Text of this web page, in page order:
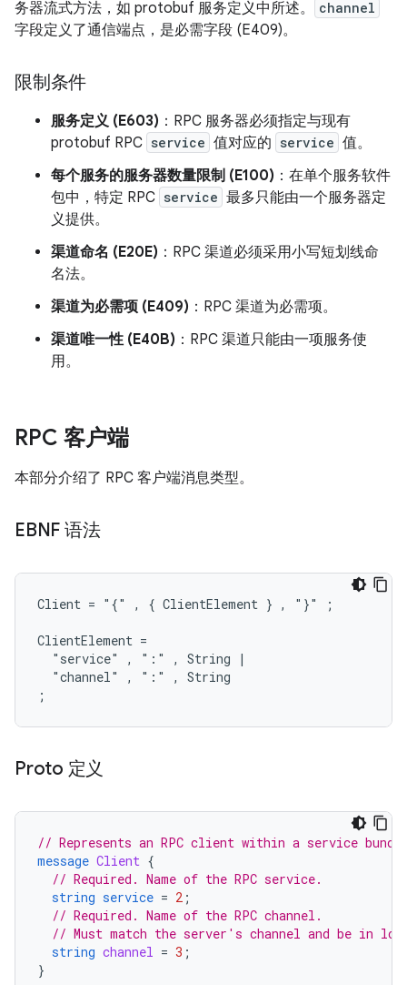
务器流式方法，如 protobuf 服务定义中所述。
channel
字段定义了通信端点，是必需字段 (E409)。
限制条件
服务定义 (E603) ：RPC 服务器必须指定与现有
protobuf RPC service 值对应的 service 值。
每个服务的服务器数量限制 (E100) ：在单个服务软件
包中，特定 RPC service 最多只能由一个服务器定
义提供。
渠道命名 (E20E) ：RPC 渠道必须采用小写短划线命
名法。
渠道为必需项 (E409) ：RPC 渠道为必需项。
渠道唯一性 (E40B) ：RPC 渠道只能由一项服务使
用。
RPC 客户端
本部分介绍了 RPC 客户端消息类型。
EBNF 语法
Client = "{" , { ClientElement } , "}" ;
ClientElement =
  "service" , ":" , String |
  "channel" , ":" , String
Proto 定义
// Represents an RPC client within a service
message Client {
// Required. Name of the RPC service.
string service = 2 ;
// Required. Name of the RPC channel.
// Must match the server's channel and be in
string channel = 3 ;
}